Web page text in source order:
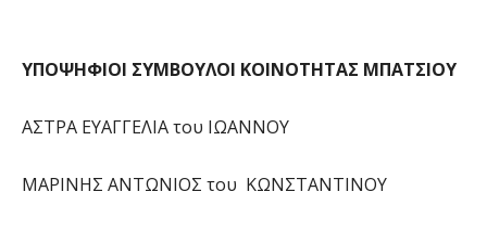
ΥΠΟΨΗΦΙΟΙ ΣΥΜΒΟΥΛΟΙ ΚΟΙΝΟΤΗΤΑΣ ΜΠΑΤΣΙΟΥ
ΑΣΤΡΑ ΕΥΑΓΓΕΛΙΑ του ΙΩΑΝΝΟΥ
ΜΑΡΙΝΗΣ ΑΝΤΩΝΙΟΣ του ΚΩΝΣΤΑΝΤΙΝΟΥ